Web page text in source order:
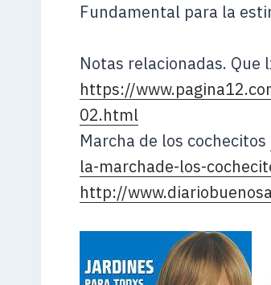
Fundamental para la
Notas relacionadas. Que
https://
02.html
Marcha de los cochecitos
la-marchade-los-
http://